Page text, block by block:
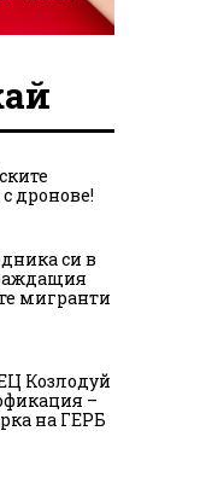
дронове!
си в
мигранти
Козлодуй
–
на ГЕРБ